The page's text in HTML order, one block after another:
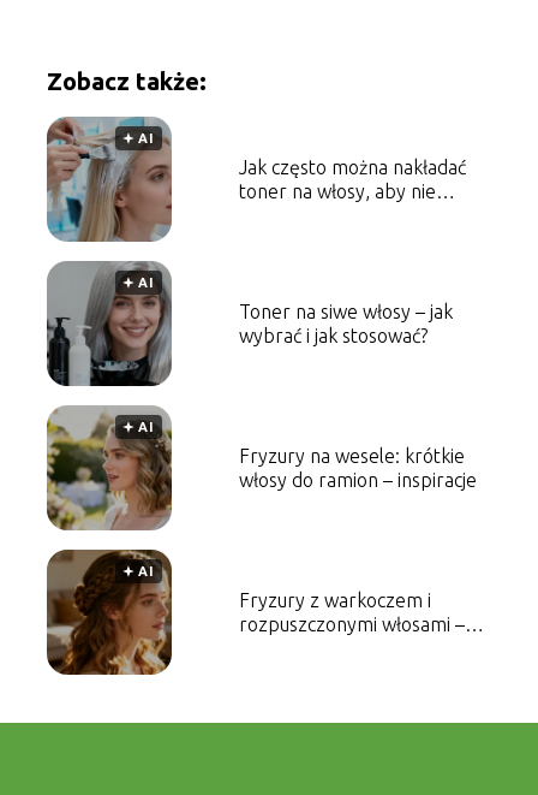
Zobacz także:
🟅 AI
Jak często można nakładać
toner na włosy, aby nie
🟅 AI
Toner na siwe włosy – jak
wybrać i jak stosować?
🟅 AI
Fryzury na wesele: krótkie
włosy do ramion – inspiracje
🟅 AI
Fryzury z warkoczem i
rozpuszczonymi włosami –